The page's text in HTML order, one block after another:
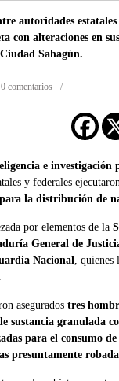
autoridades
con alteraciones en
Sahagún.
0 comentarios
e investigación
y federales
la distribución de
por elementos de la
General de
Nacional ,
asegurados tres
sustancia granulada
para el consumo
presuntamente